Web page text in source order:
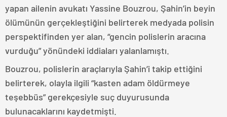
yapan ailenin avukatı Yassine Bouzrou, Şahin’in beyin
ölümünün gerçekleştiğini belirterek medyada polisin
perspektifinden yer alan, “gencin polislerin aracına
vurduğu” yönündeki iddiaları yalanlamıştı.
Bouzrou, polislerin araçlarıyla Şahin’i takip ettiğini
belirterek, olayla ilgili “kasten adam öldürmeye
teşebbüs” gerekçesiyle suç duyurusunda
bulunacaklarını kaydetmişti.​​​​​​​​​